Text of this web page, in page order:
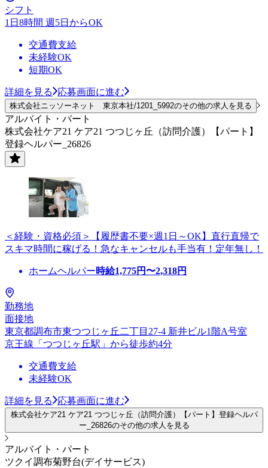
シフト
1日8時間 週5日からOK
交通費支給
未経験OK
短期OK
詳細を見る 応募画面に進む
株式会社ニッソーネット 東京本社/1201_5992のその他の求人を見る
アルバイト・パート
株式会社ケア21 ケア21 つつじヶ丘（訪問介護）【パート】
登録ヘルパー_26826
＜経験・資格必須＞【履歴書不要×週1日～OK】直行直帰で
スキマ時間に稼げる！急なキャンセルも手当有！定年無し！
ホームヘルパー時給1,775円〜2,318円
勤務地
面接地
東京都調布市東つつじヶ丘二丁目27-4 新井ビル1階A号室
京王線「つつじヶ丘駅」から徒歩約4分
交通費支給
未経験OK
詳細を見る 応募画面に進む
株式会社ケア21 ケア21 つつじヶ丘（訪問介護）【パート】登録ヘルパ
ー_26826のその他の求人を見る
アルバイト・パート
ツクイ調布菊野台(デイサービス)